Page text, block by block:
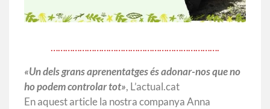
…………………………………………………………….
«Un dels grans aprenentatges és adonar-nos que no
ho podem controlar tot», L’actual.cat
En aquest article la nostra companya Anna